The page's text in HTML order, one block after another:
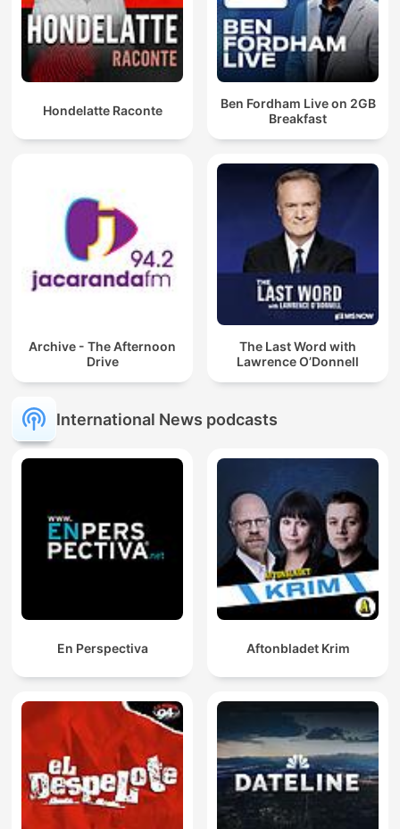
Hondelatte Raconte
Ben Fordham Live on 2GB
Breakfast
Archive - The Afternoon
Drive
The Last Word with
Lawrence O’Donnell
International News podcasts
En Perspectiva Aftonbladet Krim